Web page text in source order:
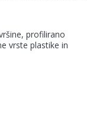
profilirano
vrste plastike in